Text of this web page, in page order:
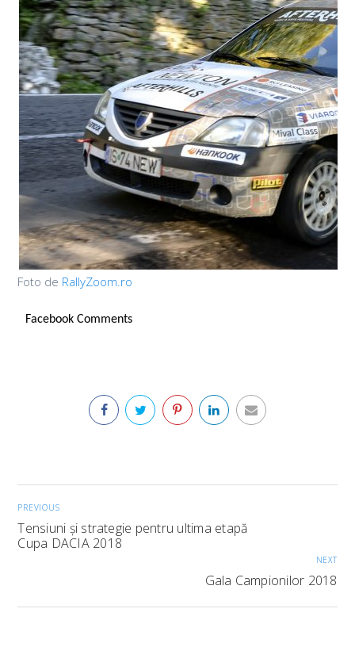
Foto de RallyZoom.ro
Facebook Comments
PREVIOUS
Tensiuni și strategie pentru ultima etapă
Cupa DACIA 2018
NEXT
Gala Campionilor 2018